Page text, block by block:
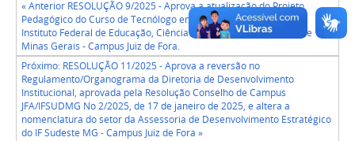
« Anterior RESOLUÇÃO 9/2025 - Aprova a atualização do Projeto
Pedagógico do Curso de Tecnólogo em Design de Interiores do
Instituto Federal de Educação, Ciência e Tecnologia do Sudeste de
Minas Gerais - Campus Juiz de Fora.
Próximo: RESOLUÇÃO 11/2025 - Aprova a reversão no
Regulamento/Organograma da Diretoria de Desenvolvimento
Institucional, aprovada pela Resolução Conselho de Campus
JFA/IFSUDMG No 2/2025, de 17 de janeiro de 2025, e altera a
nomenclatura do setor da Assessoria de Desenvolvimento Estratégico
do IF Sudeste MG - Campus Juiz de Fora »